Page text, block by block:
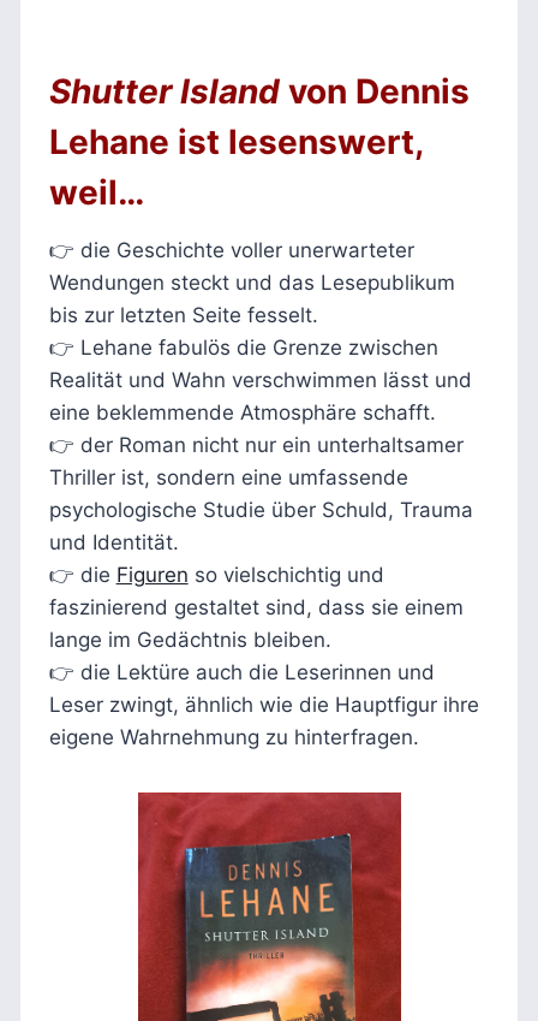
Shutter Islandvon Dennis
Lehane ist lesenswert,
weil…
👉 die Geschichte voller unerwarteter
Wendungen steckt und das Lesepublikum
bis zur letzten Seite fesselt.
👉 Lehane fabulös die Grenze zwischen
Realität und Wahn verschwimmen lässt und
eine beklemmende Atmosphäre schafft.
👉 der Roman nicht nur ein unterhaltsamer
Thriller ist, sondern eine umfassende
psychologische Studie über Schuld, Trauma
und Identität.
👉 die Figuren so vielschichtig und
faszinierend gestaltet sind, dass sie einem
lange im Gedächtnis bleiben.
👉 die Lektüre auch die Leserinnen und
Leser zwingt, ähnlich wie die Hauptfigur ihre
eigene Wahrnehmung zu hinterfragen.